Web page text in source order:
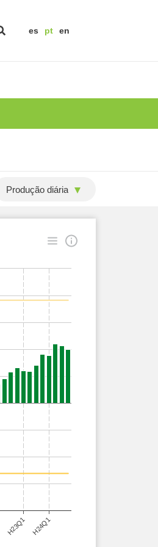
es pt en
Produção diária
H23Q1 H24Q1